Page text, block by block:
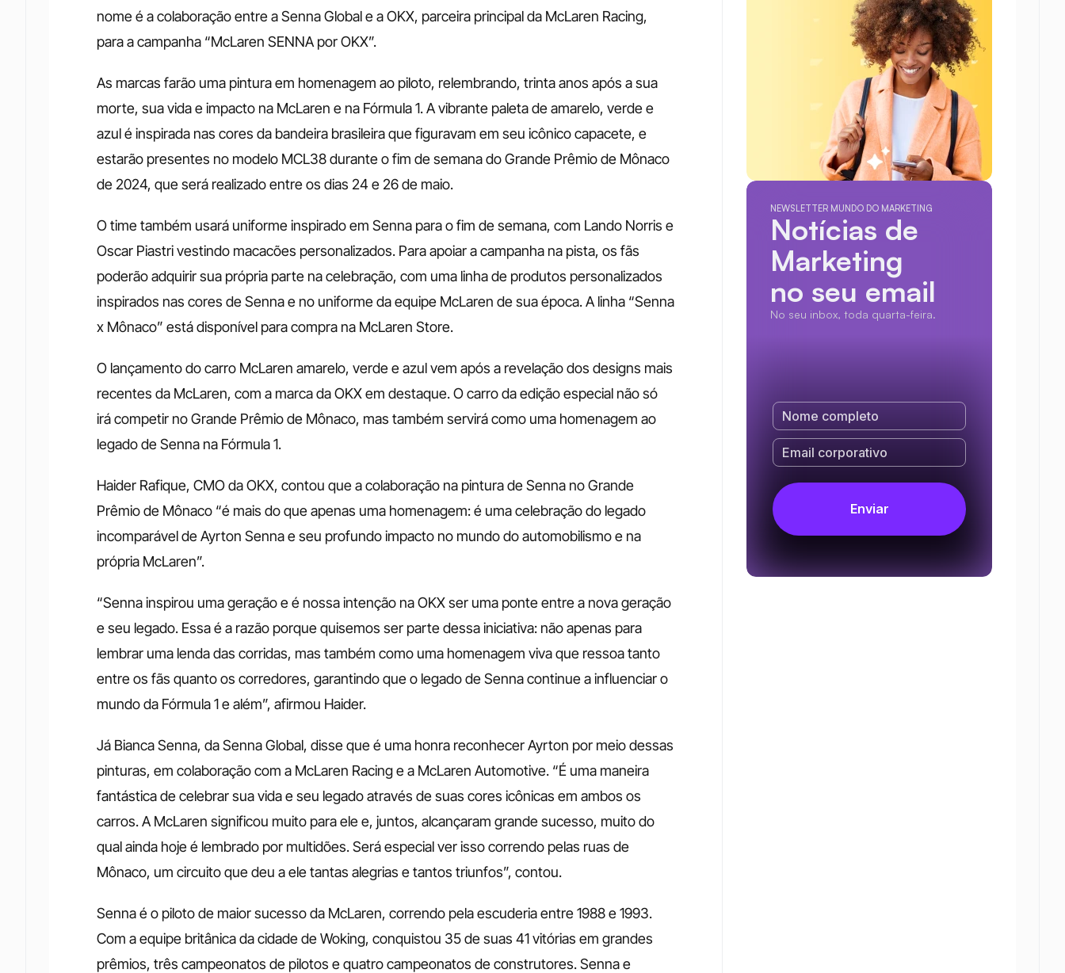
nome é a colaboração entre a Senna Global e a OKX, parceira principal da McLaren Racing,
para a campanha “McLaren SENNA por OKX”.
As marcas farão uma pintura em homenagem ao piloto, relembrando, trinta anos após a sua
morte, sua vida e impacto na McLaren e na Fórmula 1. A vibrante paleta de amarelo, verde e
azul é inspirada nas cores da bandeira brasileira que figuravam em seu icônico capacete, e
estarão presentes no modelo MCL38 durante o fim de semana do Grande Prêmio de Mônaco
de 2024, que será realizado entre os dias 24 e 26 de maio.
O time também usará uniforme inspirado em Senna para o fim de semana, com Lando Norris e
Oscar Piastri vestindo macacões personalizados. Para apoiar a campanha na pista, os fãs
poderão adquirir sua própria parte na celebração, com uma linha de produtos personalizados
inspirados nas cores de Senna e no uniforme da equipe McLaren de sua época. A linha “Senna
x Mônaco” está disponível para compra na McLaren Store.
O lançamento do carro McLaren amarelo, verde e azul vem após a revelação dos designs mais
recentes da McLaren, com a marca da OKX em destaque. O carro da edição especial não só
irá competir no Grande Prêmio de Mônaco, mas também servirá como uma homenagem ao
legado de Senna na Fórmula 1.
Haider Rafique, CMO da OKX, contou que a colaboração na pintura de Senna no Grande
Prêmio de Mônaco “é mais do que apenas uma homenagem: é uma celebração do legado
incomparável de Ayrton Senna e seu profundo impacto no mundo do automobilismo e na
própria McLaren”.
“Senna inspirou uma geração e é nossa intenção na OKX ser uma ponte entre a nova geração
e seu legado. Essa é a razão porque quisemos ser parte dessa iniciativa: não apenas para
lembrar uma lenda das corridas, mas também como uma homenagem viva que ressoa tanto
entre os fãs quanto os corredores, garantindo que o legado de Senna continue a influenciar o
mundo da Fórmula 1 e além”, afirmou Haider.
Já Bianca Senna, da Senna Global, disse que é uma honra reconhecer Ayrton por meio dessas
pinturas, em colaboração com a McLaren Racing e a McLaren Automotive. “É uma maneira
fantástica de celebrar sua vida e seu legado através de suas cores icônicas em ambos os
carros. A McLaren significou muito para ele e, juntos, alcançaram grande sucesso, muito do
qual ainda hoje é lembrado por multidões. Será especial ver isso correndo pelas ruas de
Mônaco, um circuito que deu a ele tantas alegrias e tantos triunfos”, contou.
Senna é o piloto de maior sucesso da McLaren, correndo pela escuderia entre 1988 e 1993.
Com a equipe britânica da cidade de Woking, conquistou 35 de suas 41 vitórias em grandes
prêmios, três campeonatos de pilotos e quatro campeonatos de construtores. Senna e
NEWSLETTER MUNDO DO MARKETING
Notícias de
Marketing
no seu email
No seu inbox, toda quarta-feira.